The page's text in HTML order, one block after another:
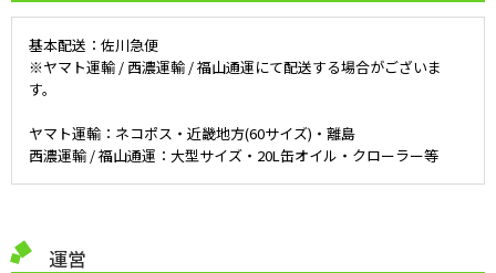
基本配送：佐川急便
※ヤマト運輸 / 西濃運輸 / 福山通運にて配送する場合がございま
す。
ヤマト運輸：ネコポス・近畿地方(60サイズ)・離島
西濃運輸 / 福山通運：大型サイズ・20L缶オイル・クローラー等
運営